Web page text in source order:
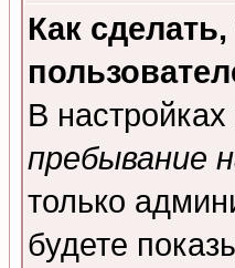
Как
В
пребывание
только
будете